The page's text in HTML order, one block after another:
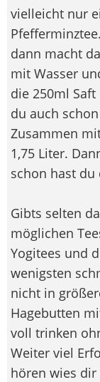
vielleicht nur
dann macht
mit Wasser
die 250ml
du auch
Zusammen
1,75 Liter.
schon hast
Gibts selten
möglichen
Yogitees und
wenigsten
nicht in
Hagebutten
voll trinken
Weiter viel
hören wies